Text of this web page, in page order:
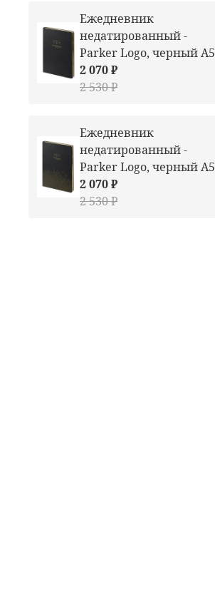
Ежедневник
недатированный -
Parker Logo, черный А5
2 070 ₽
2 530 ₽
Ежедневник
недатированный -
Parker Logo, черный А5
2 070 ₽
2 530 ₽